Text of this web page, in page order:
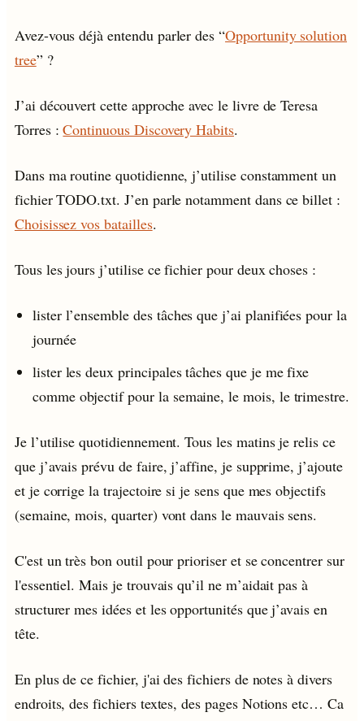
Avez-vous déjà entendu parler des “Opportunity solution
tree” ?
J’ai découvert cette approche avec le livre de Teresa
Torres :Continuous Discovery Habits.
Dans ma routine quotidienne, j’utilise constamment un
fichier TODO.txt. J’en parle notamment dans ce billet :
Choisissez vos batailles.
Tous les jours j’utilise ce fichier pour deux choses :
lister l’ensemble des tâches que j’ai planifiées pour la
journée
lister les deux principales tâches que je me fixe
comme objectif pour la semaine, le mois, le trimestre.
Je l’utilise quotidiennement. Tous les matins je relis ce
que j’avais prévu de faire, j’affine, je supprime, j’ajoute
et je corrige la trajectoire si je sens que mes objectifs
(semaine, mois, quarter) vont dans le mauvais sens.
C'est un très bon outil pour prioriser et se concentrer sur
l'essentiel. Mais je trouvais qu’il ne m’aidait pas à
structurer mes idées et les opportunités que j’avais en
tête.
En plus de ce fichier, j'ai des fichiers de notes à divers
endroits, des fichiers textes, des pages Notions etc… Ca